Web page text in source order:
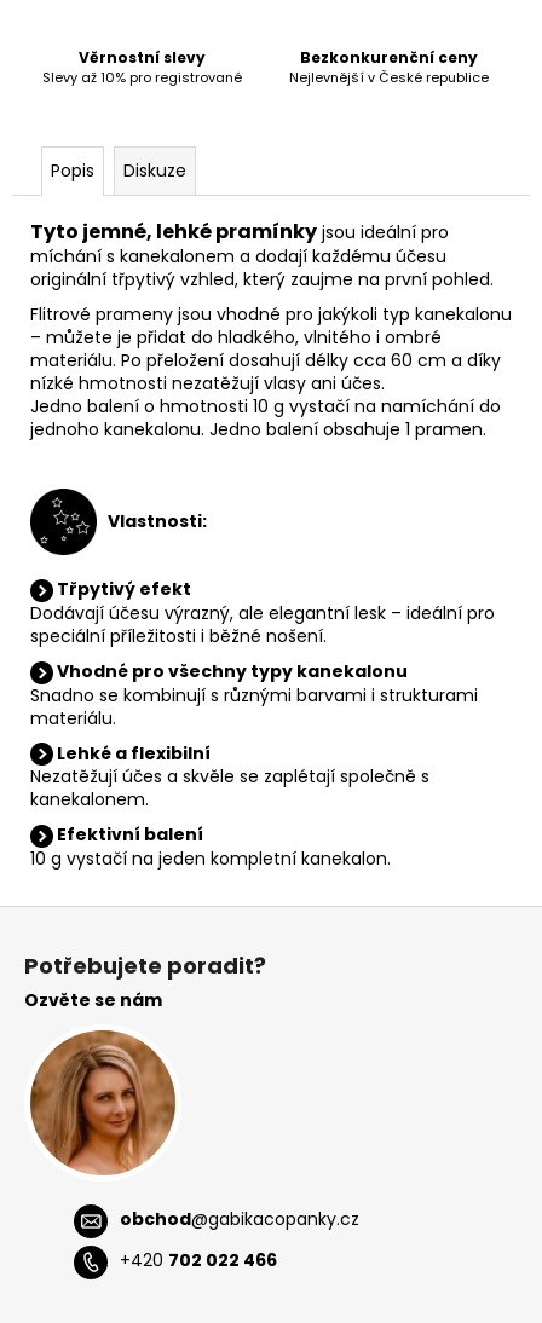
Věrnostní slevy
Slevy až 10% pro registrované
Bezkonkurenční ceny
Nejlevnější v České republice
Popis Diskuze
Tyto jemné, lehké pramínky jsou ideální pro
míchání s kanekalonem a dodají každému účesu
originální třpytivý vzhled, který zaujme na první pohled.
Flitrové prameny jsou vhodné pro jakýkoli typ kanekalonu
– můžete je přidat do hladkého, vlnitého i ombré
materiálu. Po přeložení dosahují délky cca 60 cm a díky
nízké hmotnosti nezatěžují vlasy ani účes.
Jedno balení o hmotnosti 10 g vystačí na namíchání do
jednoho kanekalonu. Jedno balení obsahuje 1 pramen.
Vlastnosti:
Třpytivý efekt
Dodávají účesu výrazný, ale elegantní lesk – ideální pro
speciální příležitosti i běžné nošení.
Vhodné pro všechny typy kanekalonu
Snadno se kombinují s různými barvami i strukturami
materiálu.
Lehké a flexibilní
Nezatěžují účes a skvěle se zaplétají společně s
kanekalonem.
Efektivní balení
10 g vystačí na jeden kompletní kanekalon.
Z
Potřebujete poradit?
Ozvěte se nám
obchod@gabikacopanky.cz
+420 702 022 466